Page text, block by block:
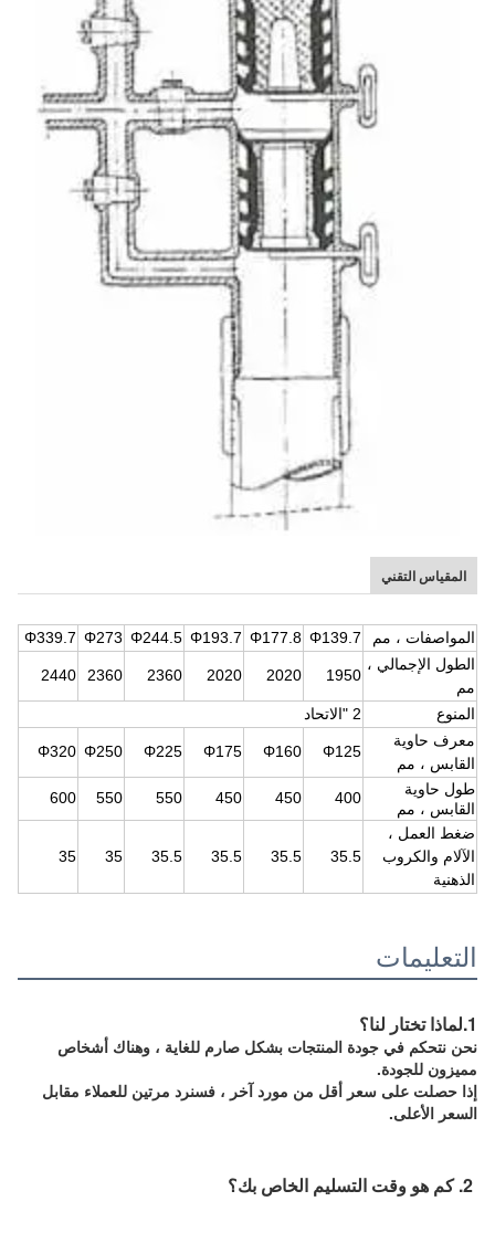
المقياس التقني
المواصفات ، مم Φ139.7
Φ177.8
Φ193.7
Φ244.5
Φ273
Φ339.7
الطول الإجمالي ،
مم
1950
2020
2020
2360
2360
2440
المنوع
معرف حاوية
القابس ، مم
Φ 125
Φ160
Φ175
Φ225
Φ250
Φ320
طول حاوية
القابس ، مم
400
450
450
550
550
600
ضغط العمل ،
الآلام والكروب
الذهنية
35.5
35.5
35.5
35.5
35
35
التعليمات
نحن نتحكم في جودة المنتجات بشكل صارم للغاية ، وهناك أشخاص
مميزون للجودة.
إذا حصلت على سعر أقل من مورد آخر ، فسنرد مرتين للعملاء مقابل
السعر الأعلى.
2. كم هو وقت التسليم الخاص بك؟